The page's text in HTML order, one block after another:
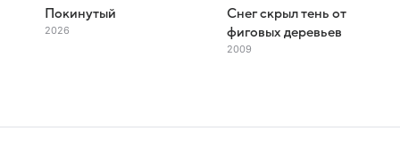
Покинутый
2026
Снег скрыл тень от
фиговых деревьев
2009